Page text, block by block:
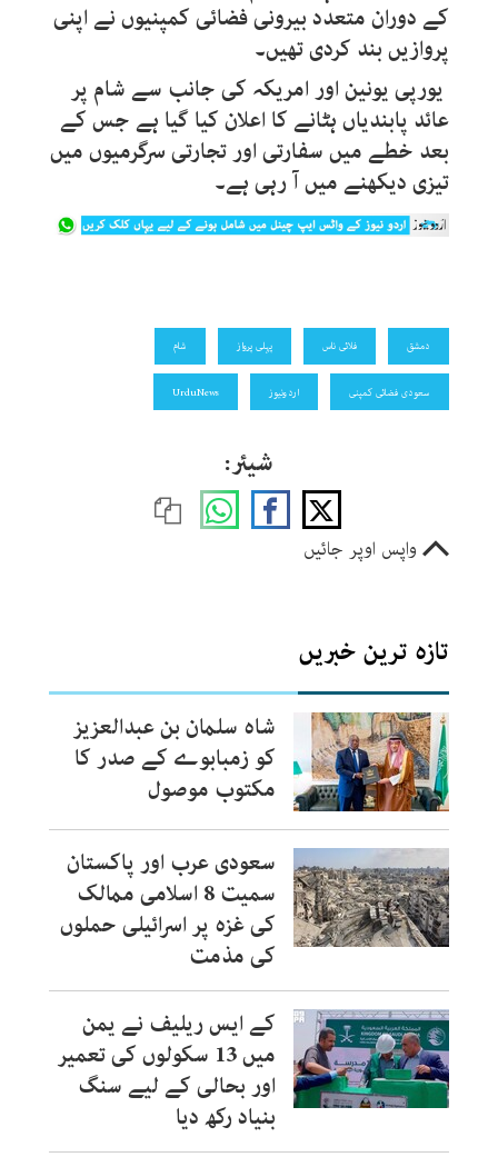
کے دوران متعدد بیرونی فضائی کمپنیوں نے اپنی
پروازیں بند کردی تھیں۔
یورپی یونین اور امریکہ کی جانب سے شام پر
عائد پابندیاں ہٹانے کا اعلان کیا گیا ہے جس کے
بعد خطے میں سفارتی اور تجارتی سرگرمیوں میں
تیزی دیکھنے میں آ رہی ہے۔
دمشق فلائی ناس پہلی پرواز شام
سعودی فضائی کمپنی اردونیوز UrduNews
شیئر:
واپس اوپر جائیں
تازہ ترین خبریں
شاہ سلمان بن عبدالعزیز
کو زمبابوے کے صدر کا
مکتوب موصول
سعودی عرب اور پاکستان
سمیت 8 اسلامی ممالک
کی غزہ پر اسرائیلی حملوں
کی مذمت
کے ایس ریلیف نے یمن
میں 13 سکولوں کی تعمیر
اور بحالی کے لیے سنگ
بنیاد رکھ دیا